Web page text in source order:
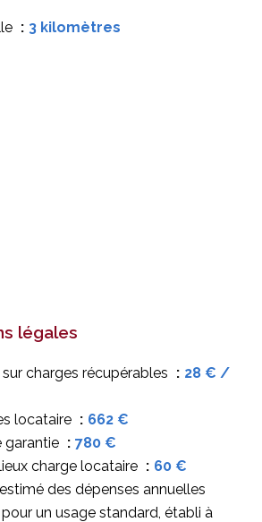
3 kilomètres
légales
charges récupérables
28 € /
locataire
662 €
garantie
780 €
charge locataire
60 €
des dépenses annuelles
un usage standard, établi à